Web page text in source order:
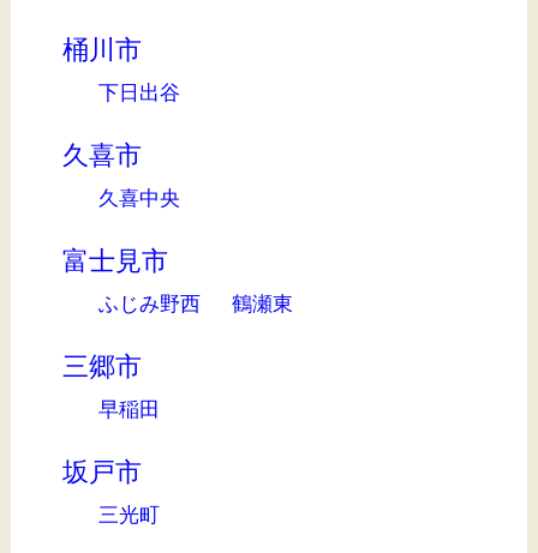
桶川市
下日出谷
久喜市
久喜中央
富士見市
ふじみ野西 鶴瀬東
三郷市
早稲田
坂戸市
三光町